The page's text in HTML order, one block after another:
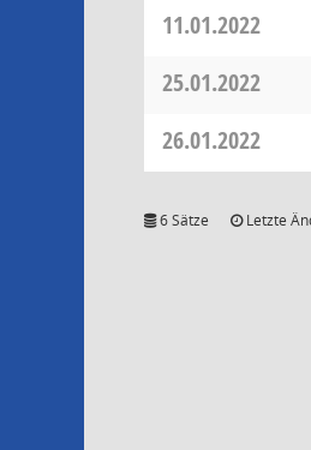
11.01.2022
25.01.2022
26.01.2022
6 Sätze Letzte